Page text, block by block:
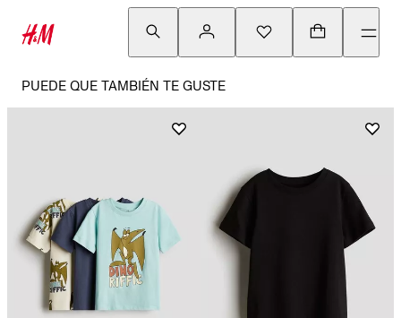
PUEDE QUE TAMBIÉN TE GUSTE